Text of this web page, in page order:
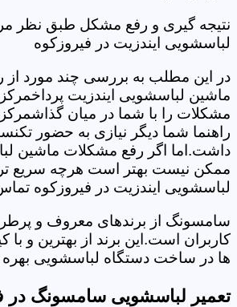
نتیجه گیری و رفع مشکل طبق نظر
لباسشویی ایندزیت در فیروزکوه
در این مطلب به بررسی چند مورد از
ماشین لباسشویی ایندزیت
مشکلات را با شما در میان
راهنما شما دیگر نیازی به حضور
داشت.اما اگر رفع مشکلات ماشین
ممکن نیست بهتر است هرچه سریع تر
لباسشویی ایندزیت در فیروزکوه
سامسونگ از برندهای معروف و
کاربران است.این برند از بهترین و
ها در ساخت دستگاه لباسشویی
تعمیر لباسشویی سامسونگ در